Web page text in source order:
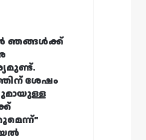
ഞങ്ങൾക്ക്
ശേഷം